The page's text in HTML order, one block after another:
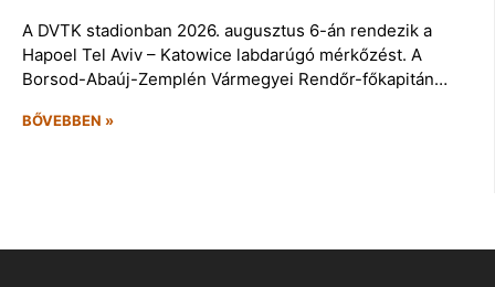
A DVTK stadionban 2026. augusztus 6-án rendezik a
Hapoel Tel Aviv – Katowice labdarúgó mérkőzést. A
Borsod-Abaúj-Zemplén Vármegyei Rendőr-főkapitán…
BŐVEBBEN »